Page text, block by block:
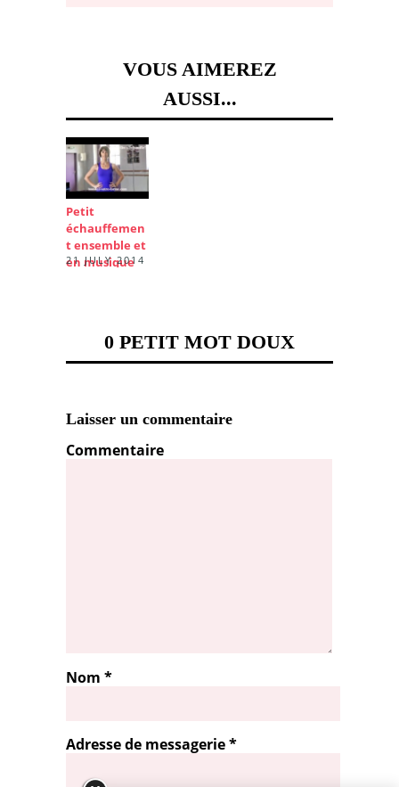
VOUS AIMEREZ
AUSSI...
Petit
échauffemen
t ensemble et
en musique
21 JULY 2014
0 PETIT MOT DOUX
Laisser un commentaire
Commentaire
Nom *
Adresse de messagerie*